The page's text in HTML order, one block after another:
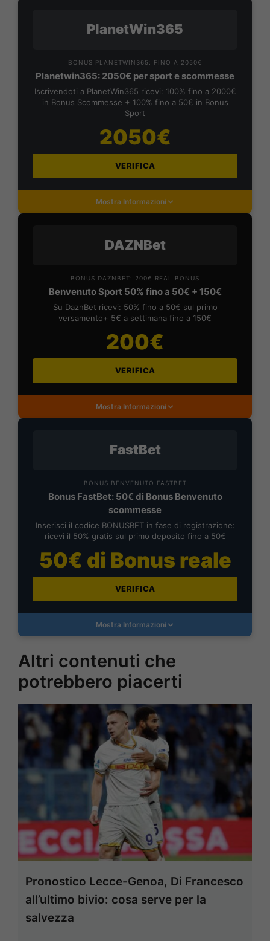
PlanetWin365
BONUS PLANETWIN365: FINO A 2050€
Planetwin365: 2050€ per sport e scommesse
Iscrivendoti a PlanetWin365 ricevi: 100% fino a 2000€
in Bonus Scommesse + 100% fino a 50€ in Bonus
Sport
2050€
VERIFICA
Mostra Informazioni
DAZNBet
BONUS DAZNBET: 200€ REAL BONUS
Benvenuto Sport 50% fino a 50€ + 150€
Su DaznBet ricevi: 50% fino a 50€ sul primo
versamento+ 5€ a settimana fino a 150€
200€
VERIFICA
Mostra Informazioni
FastBet
BONUS BENVENUTO FASTBET
Bonus FastBet: 50€ di Bonus Benvenuto
scommesse
Inserisci il codice BONUSBET in fase di registrazione:
ricevi il 50% gratis sul primo deposito fino a 50€
50€ di Bonus reale
VERIFICA
Mostra Informazioni
Altri contenuti che
potrebbero piacerti
Pronostico Lecce-Genoa, Di Francesco
all’ultimo bivio: cosa serve per la
salvezza